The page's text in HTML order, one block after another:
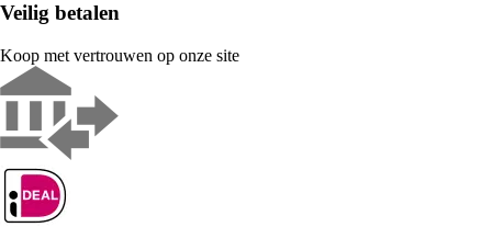
Veilig betalen
Koop met vertrouwen op onze site